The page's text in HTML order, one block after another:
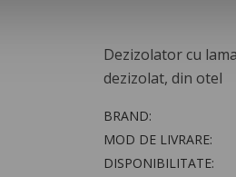
Dezizolator cu
dezizolat, din otel
BRAND:
MOD DE LIVRARE:
DISPONIBILITATE: